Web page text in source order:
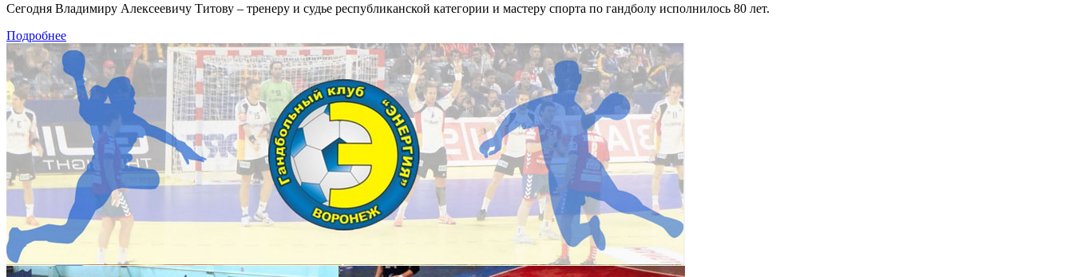
Сегодня Владимиру Алексеевичу Титову – тренеру и судье республиканской категории и мастеру спорта по гандболу исполнилось 80 лет.
Подробнее